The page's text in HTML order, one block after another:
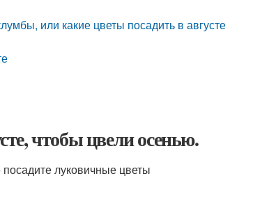
или какие цветы посадить в августе
чтобы цвели осенью.
луковичные цветы